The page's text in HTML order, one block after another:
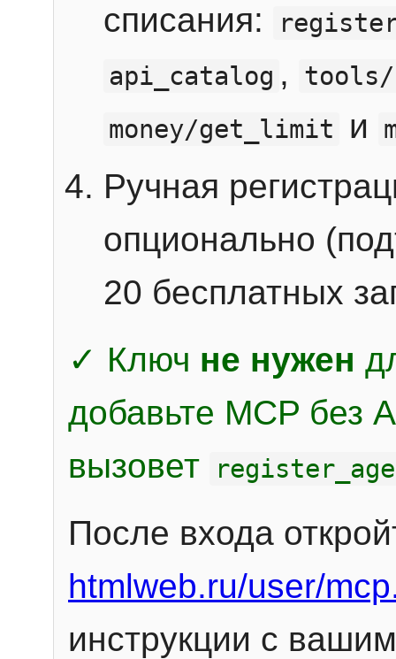
списания:
api_catalog ,
money/get_limit
и
Ручная
опционально
20 бесплатных
✓ Ключ не нужен
добавьте MCP без
вызовет
После входа
htmlweb.ru/user/
инструкции с